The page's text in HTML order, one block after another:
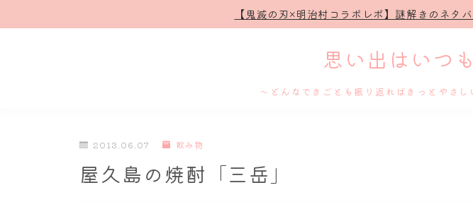
【鬼滅の刃×明治村コラボレポ】謎解きのネ
思い出はいつ
～どんなできごとも振り返ればきっとやさ
2013.06.07 飲み物
屋久島の焼酎「三岳」